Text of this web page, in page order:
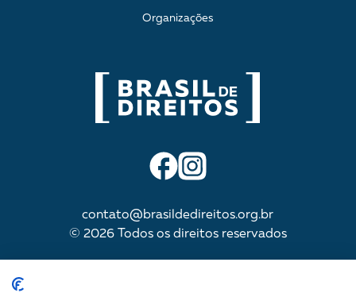
contato@brasildedireitos.org.br
© 2026 Todos os direitos reservados
Organizações